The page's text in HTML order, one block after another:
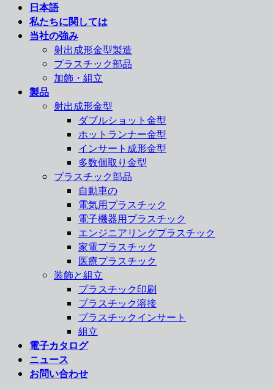
日本語
私たちに関しては
当社の強み
射出成形金型製造
プラスチック部品
加飾・組立
製品
射出成形金型
ダブルショット金型
ホットランナー金型
インサート成形金型
多数個取り金型
プラスチック部品
自動車の
電気用プラスチック
電子機器用プラスチック
エンジニアリングプラスチック
家電プラスチック
医療プラスチック
装飾と組立
プラスチック印刷
プラスチック溶接
プラスチックインサート
組立
電子カタログ
ニュース
お問い合わせ